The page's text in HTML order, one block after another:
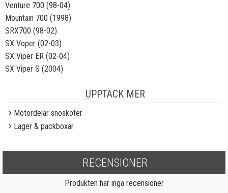
Venture 700 (98-04)
Mountain 700 (1998)
SRX700 (98-02)
SX Voper (02-03)
SX Viper ER (02-04)
SX Viper S (2004)
UPPTÄCK MER
Motordelar snöskoter
Lager & packboxar
RECENSIONER
Produkten har inga recensioner